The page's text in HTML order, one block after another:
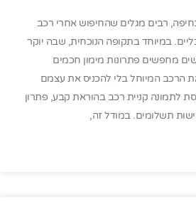
רבים מגלים שהחיפוש אחרי רכב
במיוחד בתקופה הנוכחית, שבה יוקר
מחפשים פתרונות מימון חכמים
המיוחל בלי להכניס את עצמם
לתמונה קניית רכב בהוראת קבע, פתרון
תשלומים. במודל זה,